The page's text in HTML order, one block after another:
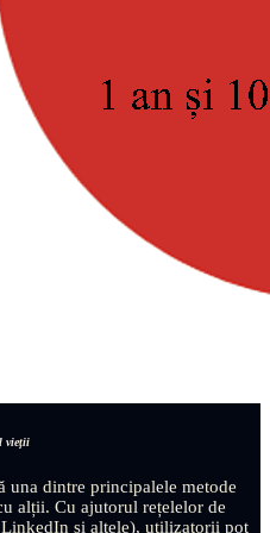
vieții
una dintre principalele metode
alții. Cu ajutorul rețelelor de
și altele), utilizatorii pot